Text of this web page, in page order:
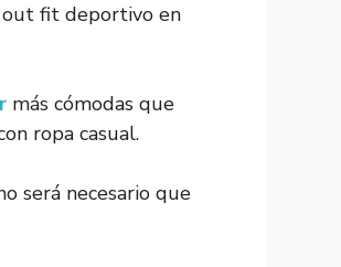
out fit deportivo en
más cómodas que
ropa casual.
será necesario que